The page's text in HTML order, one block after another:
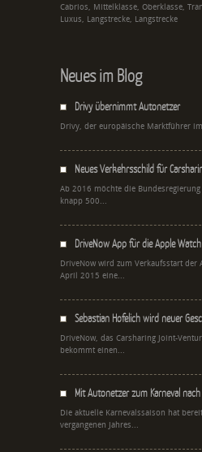
Cabrios, Mittelklasse, Oberklasse,
Luxus, Langstrecke, Langstrecke
Neues im Blog
Drivy übernimmt Autonetzer
Drivy, der europäische Marktführer
Neues Verkehrsschild für
Ab 2016 möchte die
knapp 500...
DriveNow App für die Apple Watch
DriveNow wird zum Verkaufsstart der
April 2015 eine...
Sebastian Hofelich wird neuer
DriveNow, das Carsharing Joint-
bekommt einen...
Mit Autonetzer zum Karneval
Die aktuelle Karnevalssaison hat
vergangenen Jahres...